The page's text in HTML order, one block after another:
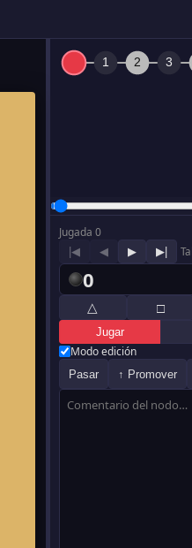
Jugada 0
|◀ ◀ ▶ ▶|
0
△ □
Jugar
Modo edición
Pasar ↑ Promover